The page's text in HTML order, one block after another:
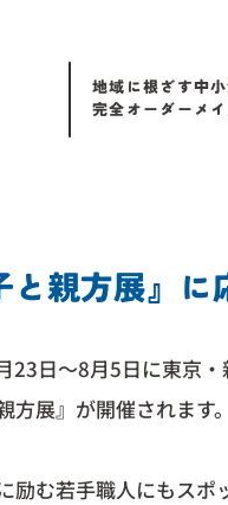
地域に根ざす中
完全オーダーメ
と親方展』
23日～8月5日に東京
方展』が開催されます。
励む若手職人にもスポ